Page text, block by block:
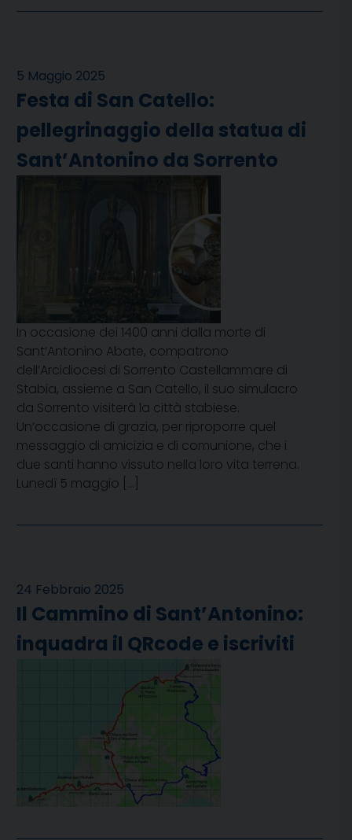
5 Maggio 2025
Festa di San Catello:
pellegrinaggio della statua di
Sant’Antonino da Sorrento
In occasione dei 1400 anni dalla morte di
Sant’Antonino Abate, compatrono
dell’Arcidiocesi di Sorrento Castellammare di
Stabia, assieme a San Catello, il suo simulacro
da Sorrento visiterà la città stabiese.
Un’occasione di grazia, per riproporre quel
messaggio di amicizia e di comunione, che i
due santi hanno vissuto nella loro vita terrena.
Lunedì 5 maggio […]
24 Febbraio 2025
Il Cammino di Sant’Antonino:
inquadra il QRcode e iscriviti